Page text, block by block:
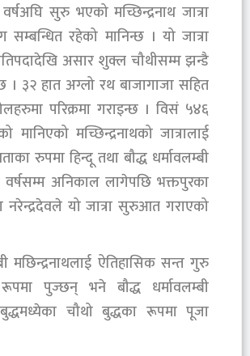
सुरु भएको मच्छिन्द्रनाथ जात्रा
सम्बन्धित रहेको मानिन्छ । यो जात्रा
असार शुक्ल चौथीसम्म झन्डै
। ३२ हात अग्लो रथ बाजागाजा सहित
परिक्रमा गराइन्छ । विसं ५४६
मच्छिन्द्रनाथको जात्रालाई
रुपमा हिन्दू तथा बौद्ध धर्मावलम्बी
अनिकाल लागेपछि भक्तपुरका
नरेन्द्रदेवले यो जात्रा सुरुआत गराएको
मछिन्द्रनाथलाई ऐतिहासिक सन्त गुरु
पुज्छन् भने बौद्ध धर्मावलम्बी
चौथो बुद्धका रूपमा पूजा